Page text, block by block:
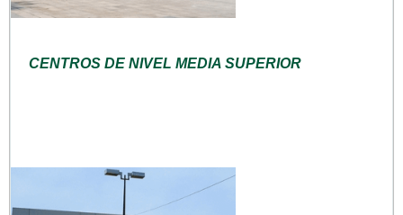
CENTROS DE NIVEL MEDIA SUPERIOR